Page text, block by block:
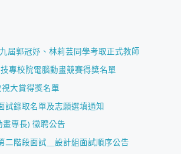
屆郭冠妤、林莉芸同學考取正式教師
專校院電腦動畫競賽得獎名單
視大賞得獎名單
試錄取名單及志願選填通知
專長) 徵聘公告
二階段面試＿設計組面試順序公告